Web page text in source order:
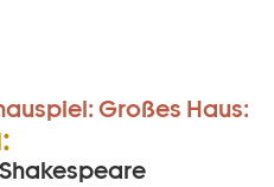
Großes Haus: